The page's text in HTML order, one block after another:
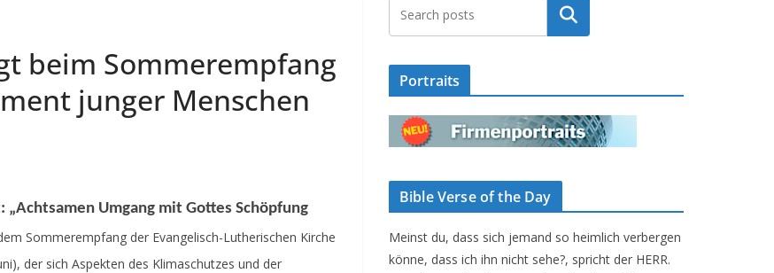
beim Sommerempfang
junger Menschen
Umgang mit Gottes Schöpfung
Sommerempfang der Evangelisch-Lutherischen Kirche
der sich Aspekten des Klimaschutzes und der
Suchen
Portraits
Bible Verse of the Day
Meinst du, dass sich jemand so heimlich verbergen
könne, dass ich ihn nicht sehe?, spricht der HERR.